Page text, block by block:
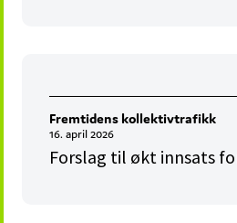
Fremtidens kollektivtrafikk
16. april 2026
Forslag til økt innsats